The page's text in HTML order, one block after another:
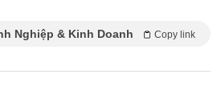
Nghiệp & Kinh Doanh Copy link